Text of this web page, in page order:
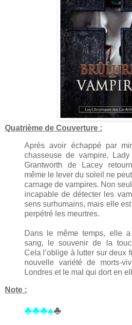
Quatrième de Couverture :
Après avoir échappé par
chasseuse de vampire,
Grantworth de Lacey
même le lever du soleil ne
carnage de vampires. Non
incapable de détecter les
sens surhumains, mais elle
perpétré les meurtres.
Dans le même temps, elle
sang, le souvenir de la
Cela l’oblige à lutter sur deux
nouvelle variété de morts-
Londres et le mal qui dort en
Note :
♣♣♣♣♣